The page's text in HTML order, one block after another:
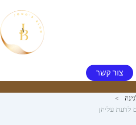
צור קשר
לדעת עליהן